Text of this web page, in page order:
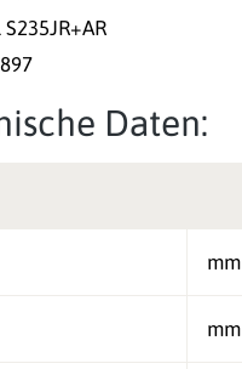
Daten:
mm
mm